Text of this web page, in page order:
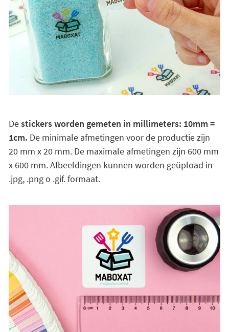
Destickers worden gemeten in millimeters: 10mm =
1cm. De minimale afmetingen voor de productie zijn
20 mm x 20 mm. De maximale afmetingen zijn 600 mm
x 600 mm. Afbeeldingen kunnen worden geüpload in
.jpg, .png o .gif. formaat.